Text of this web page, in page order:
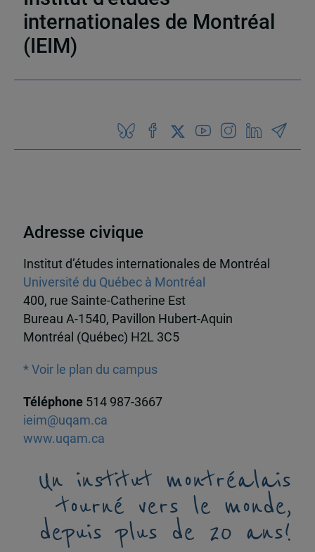
internationales de Montréal
(IEIM)
Adresse civique
Institut d’études internationales de Montréal
Université du Québec à Montréal
400, rue Sainte-Catherine Est
Bureau A-1540, Pavillon Hubert-Aquin
Montréal (Québec) H2L 3C5
* Voir le plan du campus
Téléphone 514 987-3667
ieim@uqam.ca
www.uqam.ca
Un institut montréalais
tourné vers le monde,
depuis plus de 20 ans!